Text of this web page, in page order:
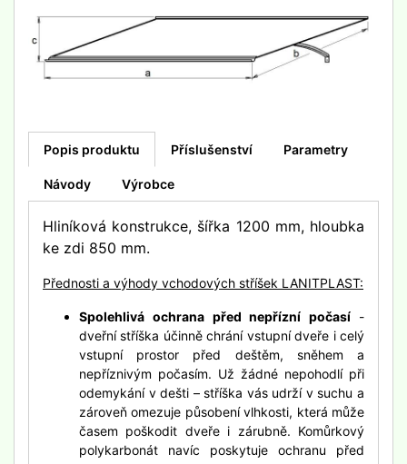
Popis produktu Příslušenství Parametry
Návody Výrobce
Hliníková konstrukce, šířka 1200 mm, hloubka
ke zdi 850 mm.
Přednosti a výhody vchodových stříšek LANITPLAST:
Spolehlivá ochrana před nepřízní počasí -
dveřní stříška účinně chrání vstupní dveře i celý
vstupní prostor před deštěm, sněhem a
nepříznivým počasím. Už žádné nepohodlí při
odemykání v dešti – stříška vás udrží v suchu a
zároveň omezuje působení vlhkosti, která může
časem poškodit dveře i zárubně. Komůrkový
polykarbonát navíc poskytuje ochranu před